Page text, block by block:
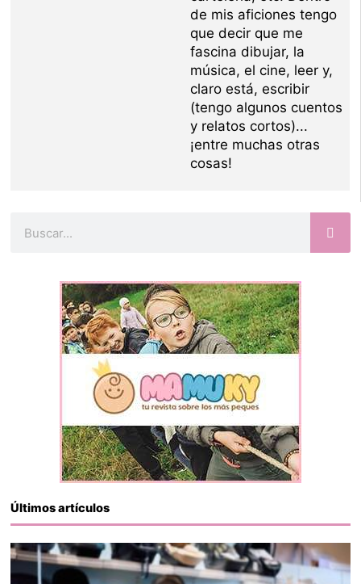
de mis aficiones tengo
que decir que me
fascina dibujar, la
música, el cine, leer y,
claro está, escribir
(tengo algunos cuentos
y relatos cortos)...
¡entre muchas otras
cosas!
Últimos artículos